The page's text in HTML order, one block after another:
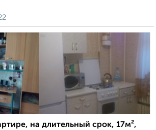
на длительный срок, 17м²,